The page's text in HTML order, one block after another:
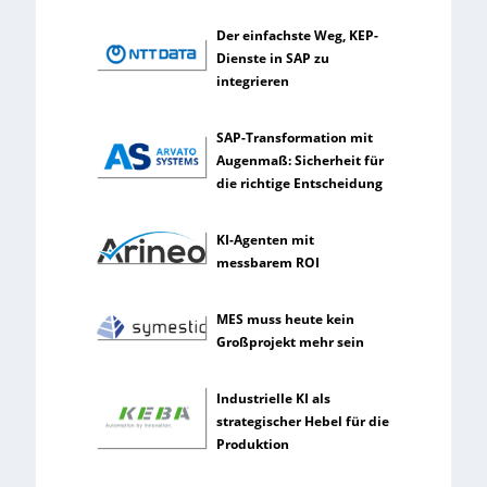
l
i
I
n
e
l
g
e
Der einfachste Weg, KEP-
Dienste in SAP zu
integrieren
SAP-Transformation mit
Augenmaß: Sicherheit für
die richtige Entscheidung
KI-Agenten mit
messbarem ROI
MES muss heute kein
Großprojekt mehr sein
Industrielle KI als
strategischer Hebel für die
Produktion